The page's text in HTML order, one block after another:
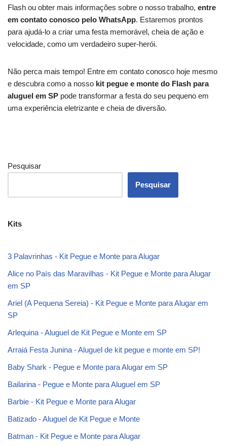
Flash ou obter mais informações sobre o nosso trabalho, entre
em contato conosco pelo WhatsApp. Estaremos prontos
para ajudá-lo a criar uma festa memorável, cheia de ação e
velocidade, como um verdadeiro super-herói.
Não perca mais tempo! Entre em contato conosco hoje mesmo
e descubra como a nosso kit pegue e monte do Flash para
aluguel em SP pode transformar a festa do seu pequeno em
uma experiência eletrizante e cheia de diversão.
Pesquisar
Pesquisar
Kits
3 Palavrinhas - Kit Pegue e Monte para Alugar
Alice no País das Maravilhas - Kit Pegue e Monte para Alugar
em SP
Ariel (A Pequena Sereia) - Kit Pegue e Monte para Alugar em
SP
Arlequina - Aluguel de Kit Pegue e Monte em SP
Arraiá Festa Junina - Aluguel de kit pegue e monte em SP!
Baby Shark - Pegue e Monte para Alugar em SP
Bailarina - Pegue e Monte para Aluguel em SP
Barbie - Kit Pegue e Monte para Alugar
Batizado - Aluguel de Kit Pegue e Monte
Batman - Kit Pegue e Monte para Alugar